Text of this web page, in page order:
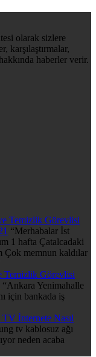
olarak sizlere
karşılaştırmalar,
haberler verir.
Temizlik Görevlisi
“Merhabalar İst
1 hafta Çatalcadaki
Çok memnun kaldılar
Temizlik Görevlisi
“Ankara Yenimahalle
için bankada iş
TV İnternete Nasıl
tv kablosuz ağı
neden acaba